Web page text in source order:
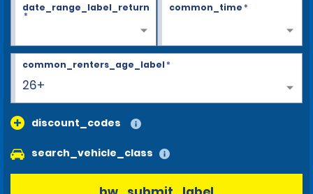
date_range_label_return
*
common_time*
26+
common_renters_age_label*
discount_codes
search_vehicle_class